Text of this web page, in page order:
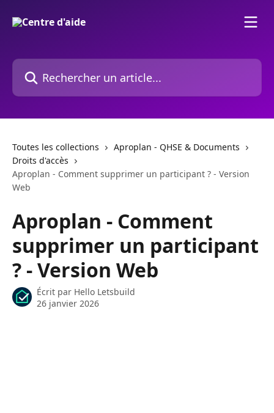
Rechercher un article...
Toutes les collections
Aproplan - QHSE & Documents
Droits d'accès
Aproplan - Comment supprimer un participant ? - Version
Web
Aproplan - Comment
supprimer un participant
? - Version Web
Écrit par Hello Letsbuild
26 janvier 2026